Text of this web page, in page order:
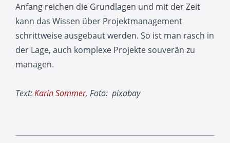
Anfang reichen die Grundlagen und mit der Zeit
kann das Wissen über Projektmanagement
schrittweise ausgebaut werden. So ist man rasch in
der Lage, auch komplexe Projekte souverän zu
managen.
Text:Karin Sommer, Foto: pixabay